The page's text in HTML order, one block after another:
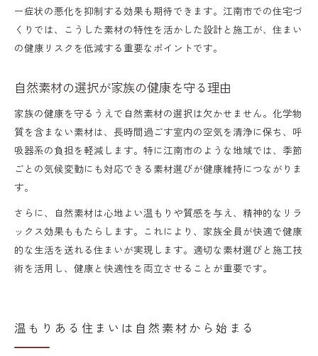
ー症状の悪化を抑制する効果も期待できます。江南市での住宅づ
くりでは、こうした素材の特性を活かした設計と施工が、住まい
の健康リスクを低減する重要なポイントです。
自然素材の選択が家族の健康を守る理由
家族の健康を守るうえで自然素材の選択は欠かせません。化学物
質を含まない素材は、長時間過ごす室内の空気を清浄に保ち、呼
吸器系の負担を軽減します。特に江南市のような地域では、季節
ごとの気候変動にも対応できる素材選びが健康維持につながりま
す。
さらに、自然素材は心地よい温もりや質感を与え、精神的なリラ
ックス効果ももたらします。これにより、家族全員が快適で健康
的な生活を送れる住まいが実現します。適切な素材選びと施工技
術を活用し、健康と快適性を両立させることが重要です。
温もりある住まいは自然素材から始まる